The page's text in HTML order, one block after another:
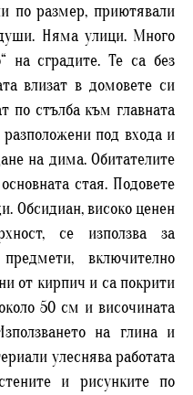
по размер, приютявали
Няма улици. Много
на сградите. Те са без
влизат в домовете си
по стълба към главната
под входа и
на дима. Обитателите
стая. Подовете
Обсидиан, високо ценен
се използва за
включително
от кирпич и са покрити
50 см и височината
на глина и
улеснява работата
и рисунките по